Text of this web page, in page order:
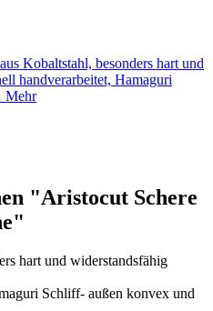
Kobaltstahl, besonders hart und
handverarbeitet, Hamaguri
Mehr
"Aristocut Schere
hart und widerstandsfähig
Schliff- außen konvex und